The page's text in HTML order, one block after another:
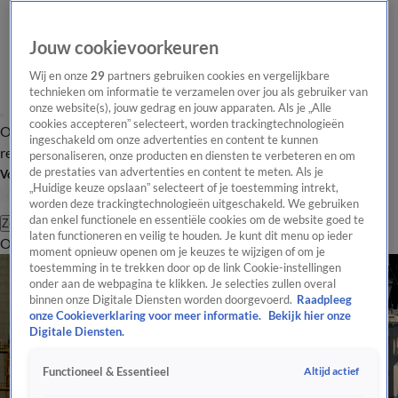
Overzicht Laatste nieuws Regionieuws Het beste van Hart
Tip de
redactie
Volg Hart van Nederland
Zoeken
OverzichtRegioUitzendingenWeerTip de redactiePanelVideo's
Jouw cookievoorkeuren
Wij en onze29 partners gebruiken cookies en vergelijkbare
technieken om informatie te verzamelen over jou als gebruiker van
onze website(s), jouw gedrag en jouw apparaten. Als je „Alle
cookies accepteren” selecteert, worden trackingtechnologieën
ingeschakeld om onze advertenties en content te kunnen
personaliseren, onze producten en diensten te verbeteren en om
de prestaties van advertenties en content te meten. Als je
„Huidige keuze opslaan” selecteert of je toestemming intrekt,
worden deze trackingtechnologieën uitgeschakeld. We gebruiken
dan enkel functionele en essentiële cookies om de website goed te
laten functioneren en veilig te houden. Je kunt dit menu op ieder
moment opnieuw openen om je keuzes te wijzigen of om je
toestemming in te trekken door op de link Cookie-instellingen
onder aan de webpagina te klikken. Je selecties zullen overal
binnen onze Digitale Diensten worden doorgevoerd. Raadpleeg
onze Cookieverklaring voor meer informatie.
Bekijk hier onze
Digitale Diensten.
Functioneel & Essentieel Altijd actief